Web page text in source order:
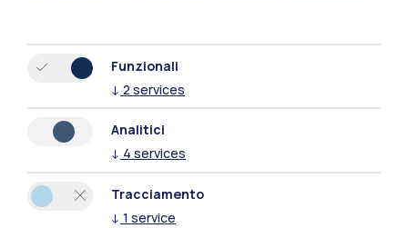
Polimi Community
Funzionali
↓ 2 services
Analitici
↓ 4 services
Tracciamento
↓ 1 service